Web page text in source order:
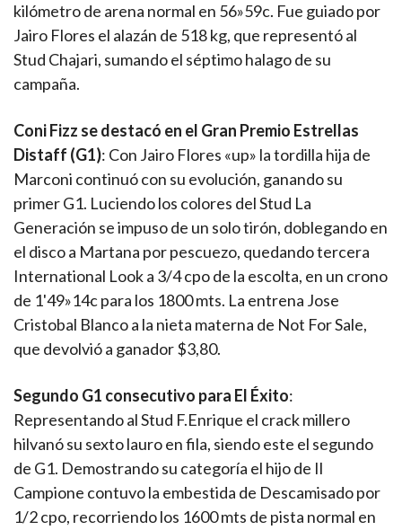
kilómetro de arena normal en 56»59c. Fue guiado por
Jairo Flores el alazán de 518 kg, que representó al
Stud Chajari, sumando el séptimo halago de su
campaña.
Coni Fizz se destacó en el Gran Premio Estrellas
Distaff (G1): Con Jairo Flores «up» la tordilla hija de
Marconi continuó con su evolución, ganando su
primer G1. Luciendo los colores del Stud La
Generación se impuso de un solo tirón, doblegando en
el disco a Martana por pescuezo, quedando tercera
International Look a 3/4 cpo de la escolta, en un crono
de 1'49»14c para los 1800 mts. La entrena Jose
Cristobal Blanco a la nieta materna de Not For Sale,
que devolvió a ganador $3,80.
Segundo G1 consecutivo para El Éxito:
Representando al Stud F.Enrique el crack millero
hilvanó su sexto lauro en fila, siendo este el segundo
de G1. Demostrando su categoría el hijo de Il
Campione contuvo la embestida de Descamisado por
1/2 cpo, recorriendo los 1600 mts de pista normal en